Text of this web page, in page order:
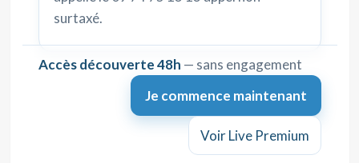
surtaxé.
Accès découverte 48h — sans engagement
Je commence maintenant
Voir Live Premium